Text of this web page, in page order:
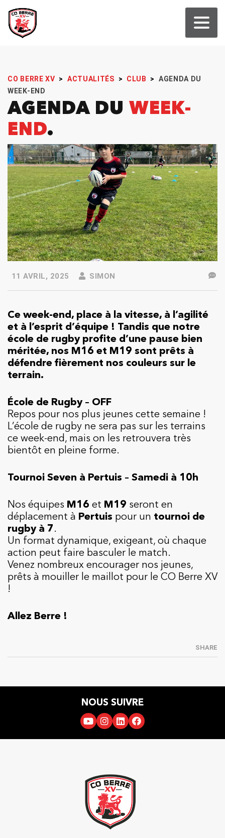
CO BERRE XV > ACTUALITÉS > CLUB >
AGENDA DU
WEEK-END
AGENDA DU WEEK-
END
11 AVRIL, 2025 SIMON
Ce week-end, place à la vitesse, à l’agilité
et à l’esprit d’équipe ! Tandis que notre
école de rugby profite d’une pause bien
méritée, nos M16 et M19 sont prêts à
défendre fièrement nos couleurs sur le
terrain.
École de Rugby – OFF
Repos pour nos plus jeunes cette semaine !
L’école de rugby ne sera pas sur les terrains
ce week-end, mais on les retrouvera très
bientôt en pleine forme.
Tournoi Seven à Pertuis – Samedi à 10h
Nos équipes M16 et M19 seront en
déplacement à Pertuis pour un tournoi de
rugby à 7.
Un format dynamique, exigeant, où chaque
action peut faire basculer le match.
Venez nombreux encourager nos jeunes,
prêts à mouiller le maillot pour le CO Berre XV
!
Allez Berre !
SHARE
NOUS SUIVRE